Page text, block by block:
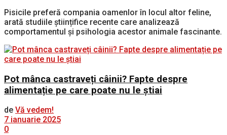
Pisicile preferă compania oamenlor în locul altor feline,
arată studiile științifice recente care analizează
comportamentul și psihologia acestor animale fascinante.
Pot mânca castraveți câinii? Fapte despre
alimentație pe care poate nu le știai
de Vă vedem!
7 ianuarie 2025
0